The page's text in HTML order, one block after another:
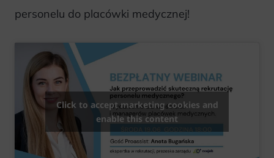
personelu do placówki medycznej!
Click to accept marketing cookies and
enable this content